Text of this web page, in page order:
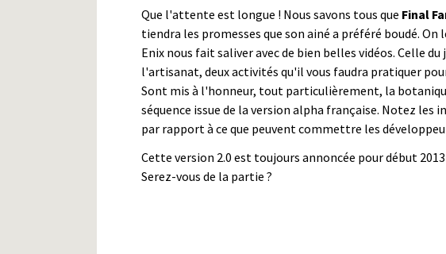
Que l'attente est longue ! Nous savons tous que Final
tiendra les promesses que son ainé a préféré boudé. On
Enix nous fait saliver avec de bien belles vidéos. Celle
l'artisanat, deux activités qu'il vous faudra pratiquer
Sont mis à l'honneur, tout particulièrement, la
séquence issue de la version alpha française. Notez les
par rapport à ce que peuvent commettre les
Cette version 2.0 est toujours annoncée pour début
Serez-vous de la partie ?